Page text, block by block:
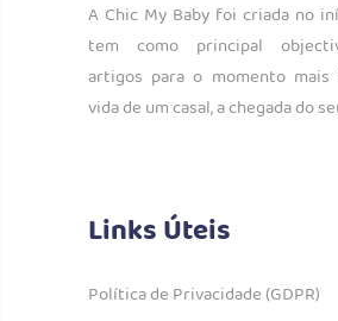
A Chic My Baby foi criada no
tem como principal
artigos para o momento mais
vida de um casal, a chegada do
Links Úteis
Política de Privacidade (GDPR)